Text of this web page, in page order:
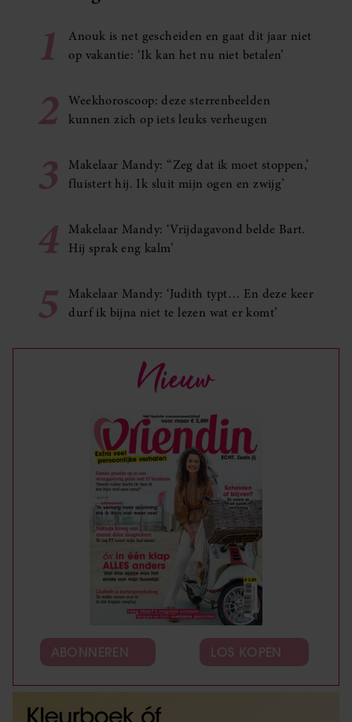
1
Anouk is net gescheiden en gaat dit jaar niet
op vakantie: ‘Ik kan het nu niet betalen’
2
Weekhoroscoop: deze sterrenbeelden
kunnen zich op iets leuks verheugen
3
Makelaar Mandy: ‘‘Zeg dat ik moet stoppen,’
fluistert hij. Ik sluit mijn ogen en zwijg’
4
Makelaar Mandy: ‘Vrijdagavond belde Bart.
Hij sprak eng kalm’
5
Makelaar Mandy: ‘Judith typt… En deze keer
durf ik bijna niet te lezen wat er komt’
Nieuw
ABONNEREN LOS KOPEN